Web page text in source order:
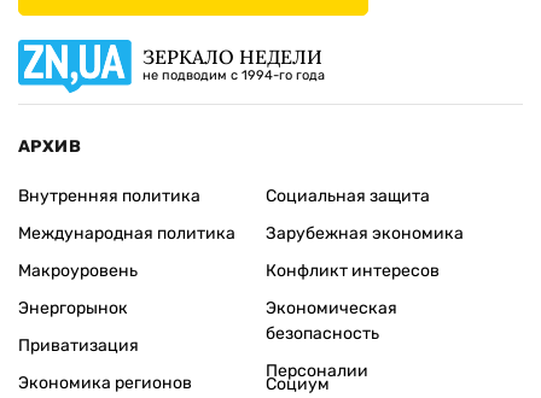
ЗЕРКАЛО НЕДЕЛИ
не подводим с 1994-го года
АРХИВ
Внутренняя политика
Международная политика
Макроуровень
Энергорынок
Приватизация
Экономика регионов
Социальная защита
Зарубежная экономика
Конфликт интересов
Экономическая
безопасность
Персоналии
Социум